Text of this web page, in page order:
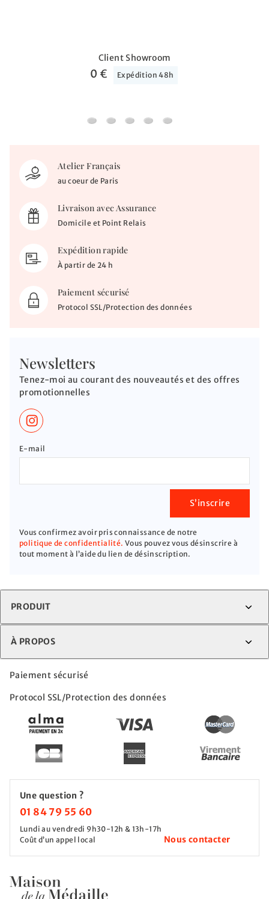
Client Showroom
0 € Expédition 48h
Client Showroom
Supplément re-gravure
Ajout gravure gourmette
Ajout gravure
Récupère son colis sur
Atelier Français
au coeur de Paris
Livraison avec Assurance
Domicile et Point Relais
Expédition rapide
À partir de 24 h
Paiement sécurisé
Protocol SSL/Protection des données
Newsletters
Tenez-moi au courant des nouveautés et des offres
promotionnelles
E-mail
S’inscrire
Vous confirmez avoir pris connaissance de notre
politique de confidentialité. Vous pouvez vous désinscrire à
tout moment à l’aide du lien de désinscription.
PRODUIT
À PROPOS
Paiement sécurisé
Protocol SSL/Protection des données
Une question ?
01 84 79 55 60
Lundi au vendredi 9h30-12h & 13h-17h
Coût d’un appel local
Nous contacter